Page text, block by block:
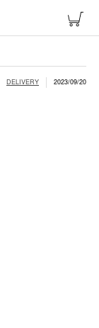
DELIVERY 2023/09/20